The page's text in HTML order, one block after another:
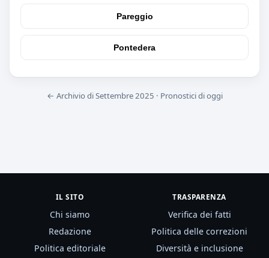
Pareggio
Pontedera
← Archivio di Settembre 2025 · Pronostici di oggi
IL SITO
Chi siamo
Redazione
Politica editoriale
TRASPARENZA
Verifica dei fatti
Politica delle correzioni
Diversità e inclusione